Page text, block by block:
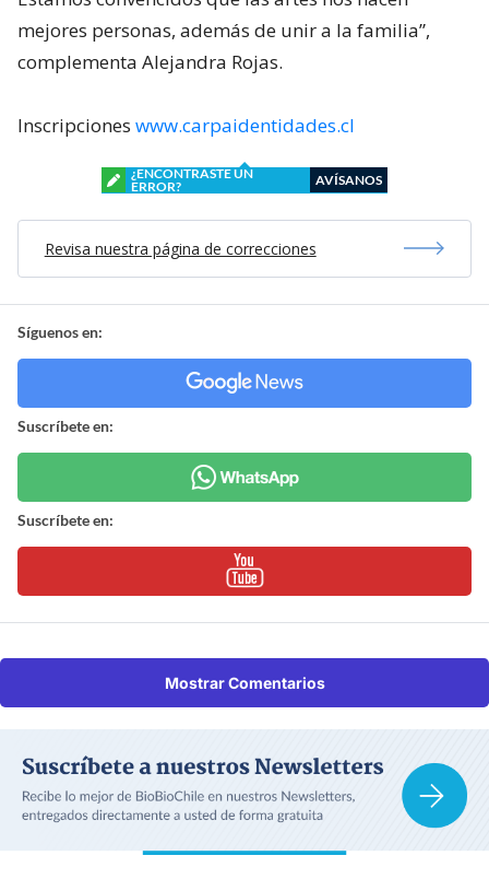
mejores personas, además de unir a la familia”,
complementa Alejandra Rojas.
Inscripciones www.carpaidentidades.cl
¿ENCONTRASTE UN
ERROR?
AVÍSANOS
Revisa nuestra página de correcciones
Síguenos en:
Suscríbete en:
Suscríbete en:
Mostrar Comentarios